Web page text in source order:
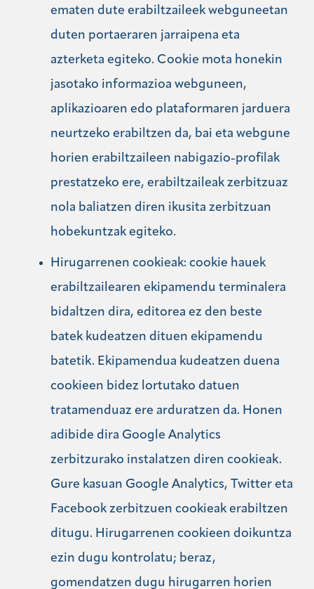
ematen dute erabiltzaileek webguneetan
duten portaeraren jarraipena eta
azterketa egiteko. Cookie mota honekin
jasotako informazioa webguneen,
aplikazioaren edo plataformaren jarduera
neurtzeko erabiltzen da, bai eta webgune
horien erabiltzaileen nabigazio-profilak
prestatzeko ere, erabiltzaileak zerbitzuaz
nola baliatzen diren ikusita zerbitzuan
hobekuntzak egiteko.
Hirugarrenen cookieak: cookie hauek
erabiltzailearen ekipamendu terminalera
bidaltzen dira, editorea ez den beste
batek kudeatzen dituen ekipamendu
batetik. Ekipamendua kudeatzen duena
cookieen bidez lortutako datuen
tratamenduaz ere arduratzen da. Honen
adibide dira Google Analytics
zerbitzurako instalatzen diren cookieak.
Gure kasuan Google Analytics, Twitter eta
Facebook zerbitzuen cookieak erabiltzen
ditugu. Hirugarrenen cookieen doikuntza
ezin dugu kontrolatu; beraz,
gomendatzen dugu hirugarren horien